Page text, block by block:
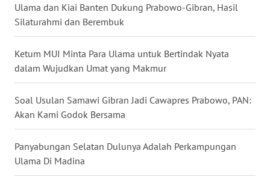
Ulama dan Kiai Banten Dukung Prabowo-Gibran, Hasil
Silaturahmi dan Berembuk
Ketum MUI Minta Para Ulama untuk Bertindak Nyata
dalam Wujudkan Umat yang Makmur
Soal Usulan Samawi Gibran Jadi Cawapres Prabowo, PAN:
Akan Kami Godok Bersama
Panyabungan Selatan Dulunya Adalah Perkampungan
Ulama Di Madina
WN
WN
BENGKULU
WN
LAMPUNG
WN
JATENG